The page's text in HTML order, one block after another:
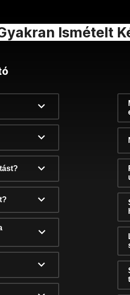
Ismételt